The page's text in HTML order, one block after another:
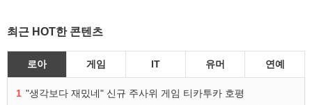
최근 HOT한 콘텐츠
로아 게임 IT 유머 연예
1 "생각보다 재밌네" 신규 주사위 게임 티카투카 호평